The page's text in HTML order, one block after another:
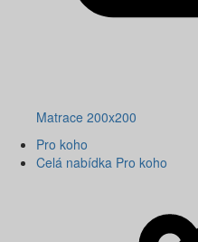
Matrace 200x200
Pro koho
Celá nabídka Pro koho